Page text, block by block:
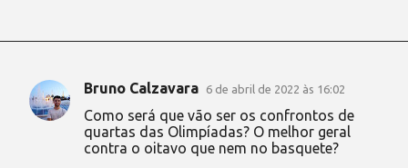
C
Bruno Calzavara 6 de abril de 2022 às 16:02
Como será que vão ser os confrontos de
quartas das Olimpíadas? O melhor geral
contra o oitavo que nem no basquete?